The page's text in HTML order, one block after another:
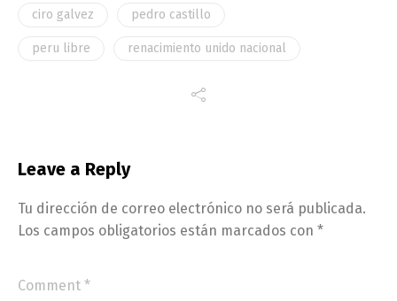
ciro galvez pedro castillo
peru libre renacimiento unido nacional
Leave a Reply
Tu dirección de correo electrónico no será publicada.
Los campos obligatorios están marcados con *